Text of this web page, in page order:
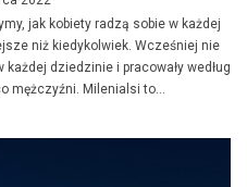
jak kobiety radzą sobie w każdej
niż kiedykolwiek. Wcześniej nie
każdej dziedzinie i pracowały według
mężczyźni. Milenialsi to...